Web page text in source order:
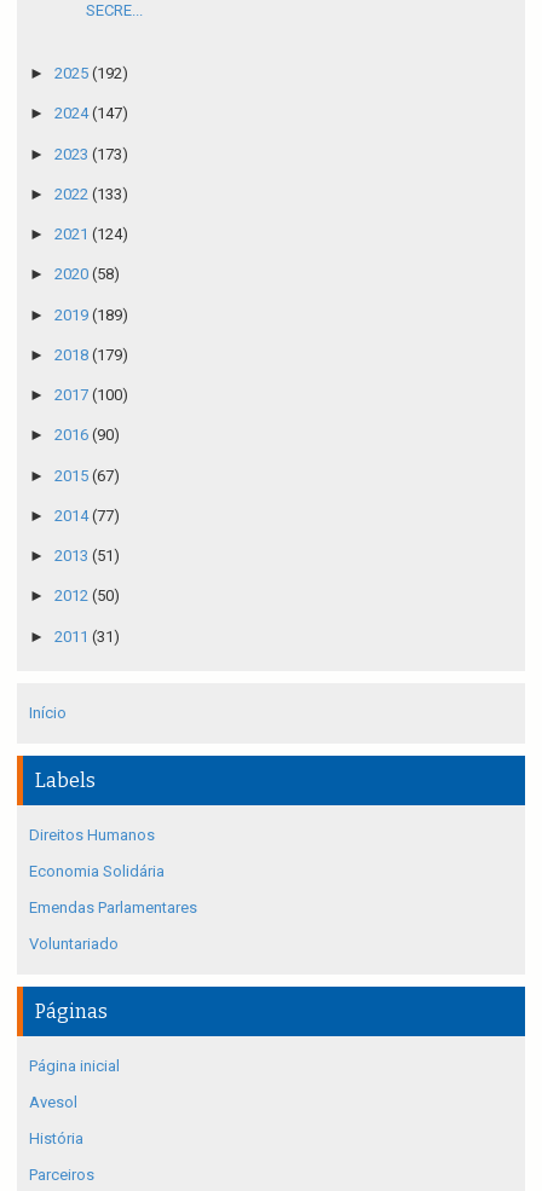
SECRE...
► 2025 (192)
► 2024(147)
► 2023 (173)
► 2022 (133)
► 2021 (124)
► 2020 (58)
► 2019 (189)
► 2018 (179)
► 2017 (100)
► 2016 (90)
► 2015 (67)
► 2014(77)
► 2013 (51)
► 2012 (50)
► 2011 (31)
Início
Labels
Direitos Humanos
Economia Solidária
Emendas Parlamentares
Voluntariado
Páginas
Página inicial
Avesol
História
Parceiros